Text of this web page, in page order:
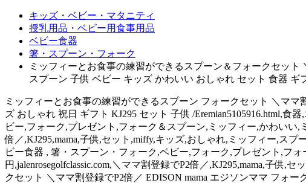
キッズ・ベビー・マタニティ
授乳用品・ベビー用食事用品
ベビー食器
箸・スプーン・フォーク
ミッフィーとお食事の練習ができるスプーン＆フォークセット
スプーン 子供 ベビー キッズ かわいい おしゃれ セット 食器 ギ
ミッフィーとお食事の練習ができるスプーン フォークセット ＼マ
ズ おしゃれ 祝日 ギフト KJ295 セット 子供 /Eremian5105916.html,
ビー,フォーク,プレゼント,フォーク＆スプーン,ミッフィー,かわいい,
倍／,KJ295,mama,子供,セット,miffy,キッズ,おしゃれ,ミッフィー,ス
ビー食器 , 箸・スプーン・フォーク,ベビー,フォーク,プレゼント,フ
円,jalenrosegolfclassic.com,＼ママ割登録でP2倍／,KJ295,mama,子供
クセット ＼ママ割登録でP2倍／ EDISON mama エジソンママ フォ